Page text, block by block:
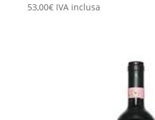
53,00€ IVA inclusa